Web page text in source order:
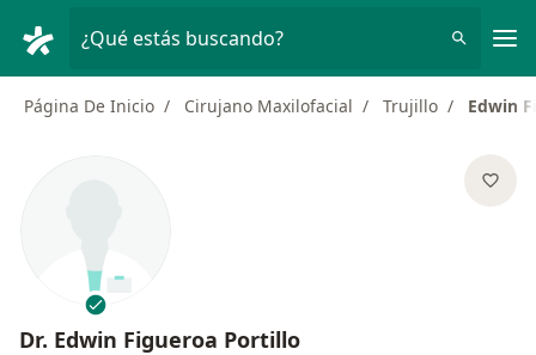
¿Qué estás buscando?
Página De Inicio Cirujano Maxilofacial Trujillo Edwin
Dr. Edwin Figueroa Portillo